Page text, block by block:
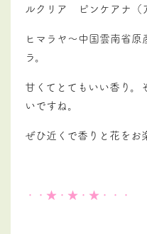
ルクリア ピンケアナ（
ヒマラヤ～中国雲南省原
ラ。
甘くてとてもいい香り。
いですね。
ぜひ近くで香りと花をお
・・★・★・★・・・